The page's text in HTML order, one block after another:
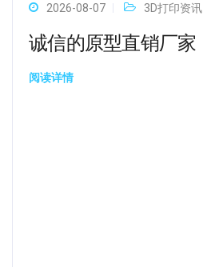
2026-08-07 3D打印资讯
诚信的原型直销厂家
阅读详情